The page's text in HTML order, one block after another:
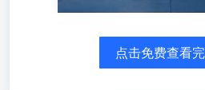
焦：底部有支撑，可轻仓逢
位，矿价偏弱运行
合金：电费抬升底部，需求压
点击免费查看